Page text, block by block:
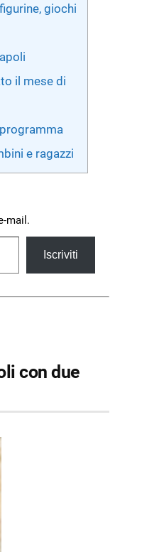
giochi
il mese di
e ragazzi
mail.
Iscriviti
con due